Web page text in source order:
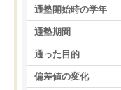
通塾開始時の学年
通塾期間
通った目的
偏差値の変化